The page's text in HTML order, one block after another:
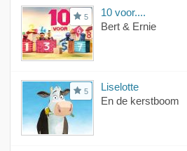
5
10 voor....
Bert & Ernie
5
Liselotte
En de kerstboom